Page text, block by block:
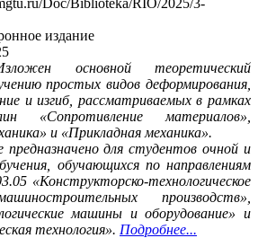
Doc/Biblioteka/RIO/2025/3-
издание
основной теоретический
простых видов деформирования,
и изгиб, рассматриваемых в рамках
«Сопротивление материалов»,
и «Прикладная механика».
предназначено для студентов очной и
обучающихся по направлениям
«Конструкторско-технологическое
производств»,
машины и оборудование» и
технология». Подробнее...